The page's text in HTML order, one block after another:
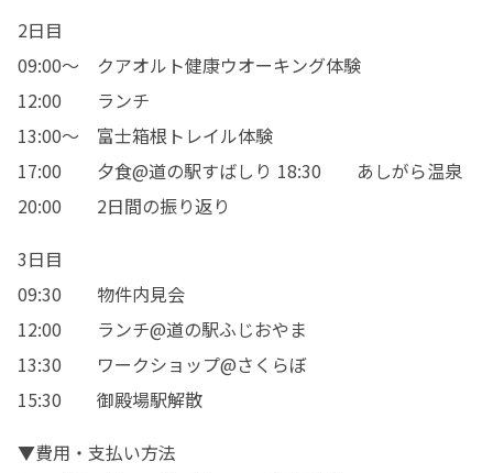
2日目
09:00～　クアオルト健康ウオーキング体験
12:00　　ランチ
13:00～　富士箱根トレイル体験
17:00　　夕食@道の駅すばしり 18:30　　あしがら温泉
20:00　　2日間の振り返り
3日目
09:30　　物件内見会
12:00　　ランチ@道の駅ふじおやま
13:30　　ワークショップ@さくらぼ
15:30　　御殿場駅解散
▼費用・支払い方法